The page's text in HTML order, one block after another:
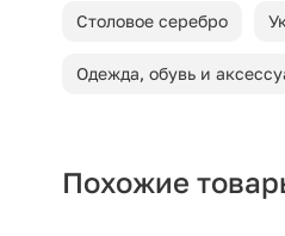
Столовое серебро
Одежда, обувь и
Похожие